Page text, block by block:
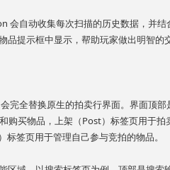
会自动收集每次扫描的历史数据，并
品提示框中显示，帮助玩家做出明智
完全替换原生的拍卖行界面。界面顶
和购买物品，上架（Post）标签页用于
签页用于管理自己参与竞拍的物品。